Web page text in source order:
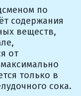
по
содержания
веществ,
от
только в
сока.